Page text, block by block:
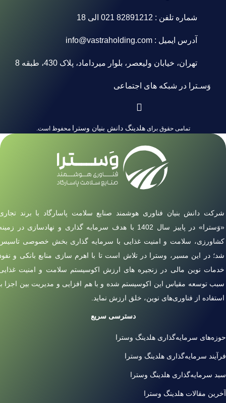
شماره تلفن : 82891212 021 الی 18
آدرس ایمیل : info@vastraholding.com
تهران، خیابان ولیعصر، بلوار میرداماد، پلاک 430، طبقه 8
وَسـترا در شبکه های اجتماعی
تمامی حقوق برایهلدینگ دانش بنیان وسترا محفوظ است.
شرکت دانش بنیان فناوری هوشمند صنایع سلامت پاسارگاد با برند
«وَسترا» در پاییز سال 1402 با هدف سرمایه گذاری و نهادسازی در
کشاورزی، سلامت و امنیت غذایی با سرمایه گذاری بخش خصوصی
شد؛ در این مسیر، وسترا در تلاش است تا با اهرم سازی منابع بانکی و
خدمات نوین مالی در زنجیره های ارزش اکوسیستم سلامت و امنیت
سبب توسعه مقیاس این اکوسیستم شده و با هم افزایی و مدیریت بین اجزا
استفاده از فناوری‌های نوین، خلق ارزش نماید.
دسترسی سریع
حوزه‌های سرمایه‌گذاری هلدینگ وسترا
فرآیند سرمایه‌گذاری هلدینگ وسترا
سبد سرمایه‌گذاری هلدینگ وسترا
آخرین مقالات هلدینگ وسترا